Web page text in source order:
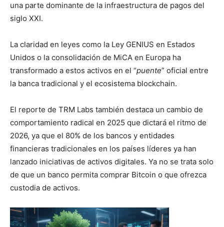
una parte dominante de la infraestructura de pagos del
siglo XXI.
La claridad en leyes como la Ley GENIUS en Estados
Unidos o la consolidación de MiCA en Europa ha
transformado a estos activos en el “puente” oficial entre
la banca tradicional y el ecosistema blockchain.
El reporte de TRM Labs también destaca un cambio de
comportamiento radical en 2025 que dictará el ritmo de
2026, ya que el 80% de los bancos y entidades
financieras tradicionales en los países líderes ya han
lanzado iniciativas de activos digitales. Ya no se trata solo
de que un banco permita comprar Bitcoin o que ofrezca
custodia de activos.